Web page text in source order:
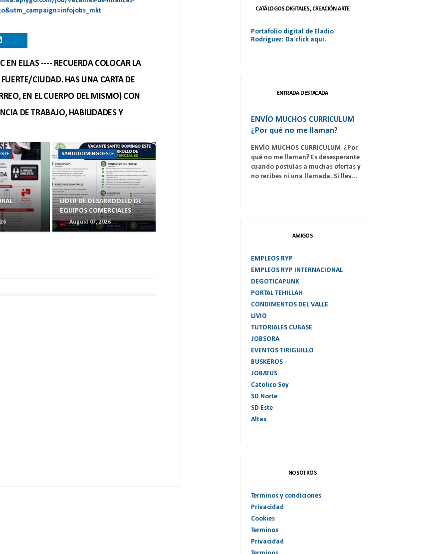
EN ELLAS ---- RECUERDA COLOCAR LA
CIUDAD. HAS UNA CARTA DE
EN EL CUERPO DEL MISMO) CON
DE TRABAJO, HABILIDADES Y
SANTODOMINGOESTE
LIDER DE DESARROOLLO DE
EQUIPOS COMERCIALES
August 07, 2026
CATÁLOGOS DIGITALES, CREACIÓN ARTE
Portafolio digital de Eladio
Rodríguez: Da click aqui.
ENTRADA DESTACADA
ENVÍO MUCHOS CURRICULUM
¿Por qué no me llaman?
ENVÍO MUCHOS CURRICULUM ¿Por
qué no me llaman? Es desesperante
cuando postulas a muchas ofertas y
no recibes ni una llamada. Si llev...
AMIGOS
EMPLEOS RYP
EMPLEOS RYP INTERNACIONAL
DEGOTICAPUNK
PORTAL TEHILLAH
CONDIMENTOS DEL VALLE
LIVIO
TUTORIALES CUBASE
JOBSORA
EVENTOS TIRIGUILLO
BUSKEROS
JOBATUS
Catolico Soy
SD Norte
SD Este
Altas
NOSOTROS
Terminos y condiciones
Privacidad
Cookies
Terminos
Privacidad